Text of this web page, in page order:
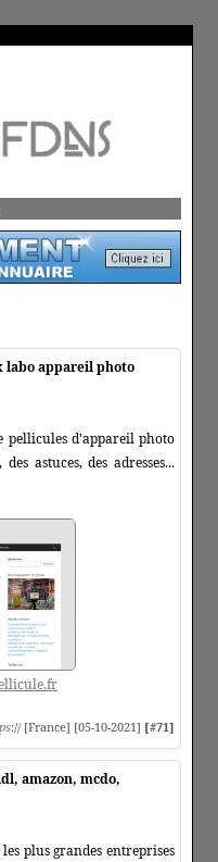
appareil photo
pellicules d'appareil photo
astuces, des adresses...
:// [France] [05-10-2021] [#71]
amazon, mcdo,
plus grandes entreprises